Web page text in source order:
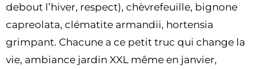
debout l’hiver, respect), chèvrefeuille, bignone
capreolata, clématite armandii, hortensia
grimpant. Chacune a ce petit truc qui change la
vie, ambiance jardin XXL même en janvier,